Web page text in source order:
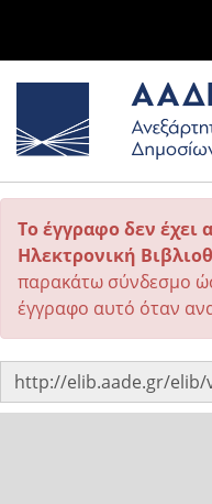
Το έγγραφο δεν έχει
Ηλεκτρονική
παρακάτω σύνδεσμο
έγγραφο αυτό όταν